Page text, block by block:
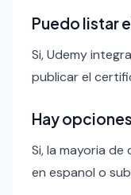
Puedo listar
Si, Udemy
publicar el
Hay
Si, la mayoria
en espanol o